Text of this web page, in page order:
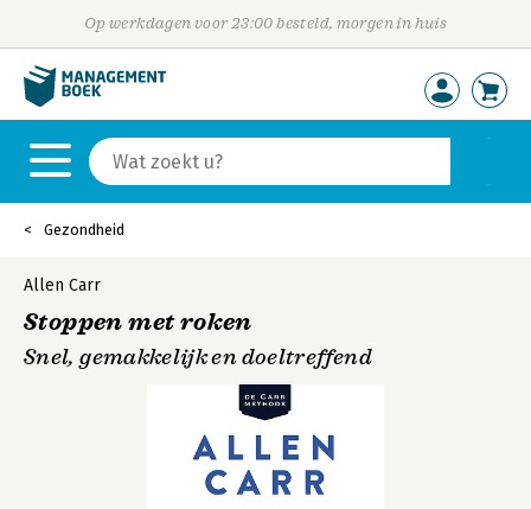
Op werkdagen voor 23:00 besteld, morgen in huis
Gezondheid
Allen Carr
Stoppen met roken
Snel, gemakkelijk en doeltreffend